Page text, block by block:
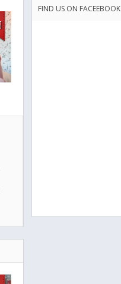
FIND US ON FACEEBOOK